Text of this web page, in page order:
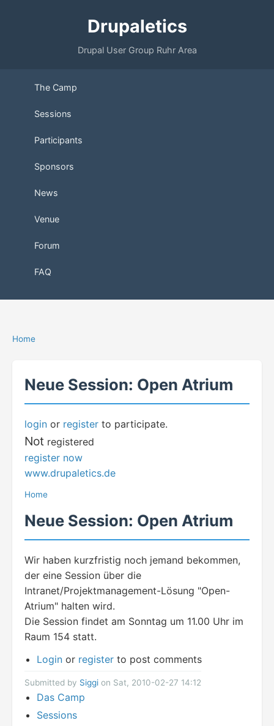
Drupaletics
Drupal User Group Ruhr Area
The Camp
Sessions
Participants
Sponsors
News
Venue
Forum
FAQ
Home
Neue Session: Open Atrium
login or register to participate.
Not registered
register now
www.drupaletics.de
Home
Neue Session: Open Atrium
Wir haben kurzfristig noch jemand bekommen,
der eine Session über die
Intranet/Projektmanagement-Lösung "Open-
Atrium" halten wird.
Die Session findet am Sonntag um 11.00 Uhr im
Raum 154 statt.
Login or register to post comments
Submitted by Siggi on Sat, 2010-02-27 14:12
Das Camp
Sessions